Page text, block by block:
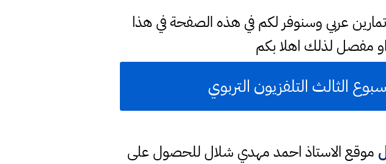
عربي وسنوفر لكم في هذه الصفحة في هذا
مفصل لذلك اهلا بكم
الثالث التلفزيون التربوي
موقع الاستاذ احمد مهدي شلال للحصول على